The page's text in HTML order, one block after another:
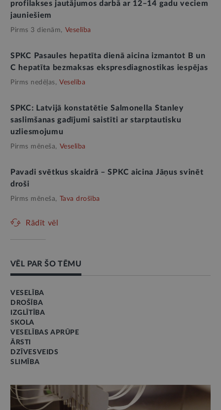
profilakses jautājumos darbā ar 12–14 gadu veciem
jauniešiem
Pirms 3 dienām, Veselība
SPKC Pasaules hepatīta dienā aicina izmantot B un
C hepatīta bezmaksas ekspresdiagnostikas iespējas
Pirms nedēļas, Veselība
SPKC: Latvijā konstatētie Salmonella Stanley
saslimšanas gadījumi saistīti ar starptautisku
uzliesmojumu
Pirms mēneša, Veselība
Pavadi svētkus skaidrā – SPKC aicina Jāņus svinēt
droši
Pirms mēneša, Tava drošība
Rādīt vēl
VĒL PAR ŠO TĒMU
VESELĪBA
DROŠĪBA
IZGLĪTĪBA
SKOLA
VESELĪBAS APRŪPE
ĀRSTI
DZĪVESVEIDS
SLIMĪBA